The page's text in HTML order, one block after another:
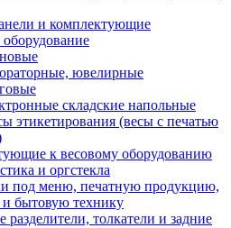
и комплектующие
ювелирные
складские напольные
этикетирования (весы с печатью
к весовому оборудованию
и оргстекла
под меню, печатную продукцию,
бытовую технику
толкатели и задние